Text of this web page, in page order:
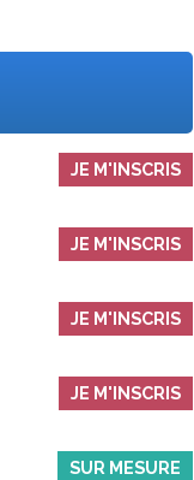
JE M'INSCRIS
JE M'INSCRIS
JE M'INSCRIS
JE M'INSCRIS
SUR MESURE